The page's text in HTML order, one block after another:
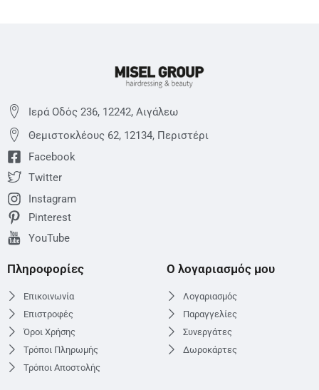
Ιερά Οδός 236, 12242, Αιγάλεω
Θεμιστoκλέους 62, 12134, Περιστέρι
Facebook
Twitter
Instagram
Pinterest
YouTube
Πληροφορίες
Επικοινωνία
Επιστροφές
Όροι Χρήσης
Τρόποι Πληρωμής
Τρόποι Αποστολής
Ο λογαριασμός μου
Λογαριασμός
Παραγγελίες
Συνεργάτες
Δωροκάρτες